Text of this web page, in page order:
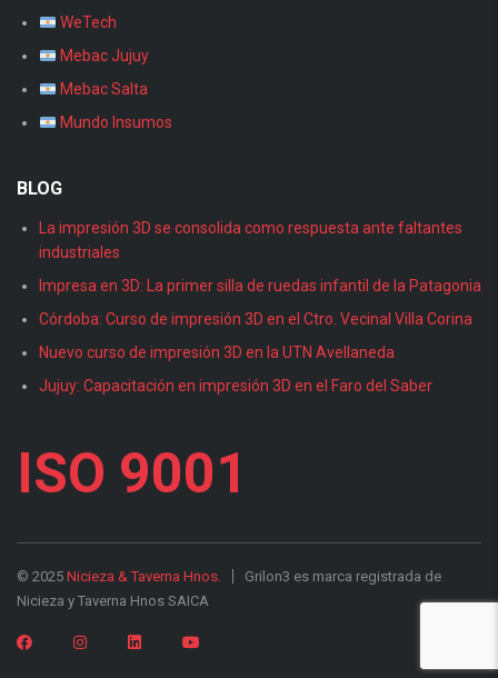
WeTech
Mebac Jujuy
Mebac Salta
Mundo Insumos
BLOG
La impresión 3D se consolida como respuesta ante faltantes
industriales
Impresa en 3D: La primer silla de ruedas infantil de la Patagonia
Córdoba: Curso de impresión 3D en el Ctro. Vecinal Villa Corina
Nuevo curso de impresión 3D en la UTN Avellaneda
Jujuy: Capacitación en impresión 3D en el Faro del Saber
ISO 9001
© 2025 Nicieza & Taverna Hnos.
Grilon3 es marca registrada de
Nicieza y Taverna Hnos SAICA